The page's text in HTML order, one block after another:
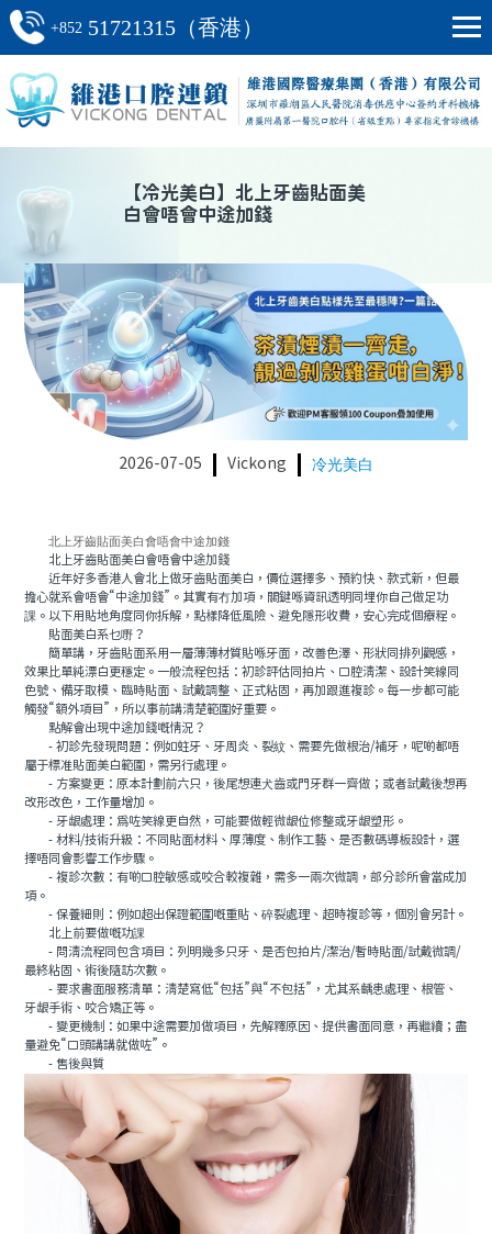
+852 51721315（香港）
【冷光美白】 北上牙齒貼面美
白會唔會中途加錢
2026-07-05 Vickong 冷光美白
北上牙齒貼面美白會唔會中途加錢
北上牙齒貼面美白會唔會中途加錢
近年好多香港人會北上做牙齒貼面美白，價位選擇多、預約快、款式新，但最
擔心就系會唔會“中途加錢”。其實有冇加項，關鍵喺資訊透明同埋你自己做足功
課。以下用貼地角度同你拆解，點樣降低風險、避免隱形收費，安心完成個療程。
貼面美白系乜嘢？
簡單講，牙齒貼面系用一層薄薄材質貼喺牙面，改善色澤、形狀同排列觀感，
效果比單純漂白更穩定。一般流程包括：初診評估同拍片、口腔清潔、設計笑線同
色號、備牙取模、臨時貼面、試戴調整、正式粘固，再加跟進複診。每一步都可能
觸發“額外項目”，所以事前講清楚範圍好重要。
點解會出現中途加錢嘅情況？
- 初診先發現問題：例如蛀牙、牙周炎、裂紋、需要先做根治/補牙，呢啲都唔
屬于標准貼面美白範圍，需另行處理。
- 方案變更：原本計劃前六只，後尾想連犬齒或門牙群一齊做；或者試戴後想再
改形改色，工作量增加。
- 牙龈處理：爲咗笑線更自然，可能要做輕微龈位修整或牙龈塑形。
- 材料/技術升級：不同貼面材料、厚薄度、制作工藝、是否數碼導板設計，選
擇唔同會影響工作步驟。
- 複診次數：有啲口腔敏感或咬合較複雜，需多一兩次微調，部分診所會當成加
項。
- 保養細則：例如超出保證範圍嘅重貼、碎裂處理、超時複診等，個別會另計。
北上前要做嘅功課
- 問清流程同包含項目：列明幾多只牙、是否包拍片/潔治/暫時貼面/試戴微調/
最終粘固、術後隨訪次數。
- 要求書面服務清單：清楚寫低“包括”與“不包括”，尤其系齲患處理、根管、
牙龈手術、咬合矯正等。
- 變更機制：如果中途需要加做項目，先解釋原因、提供書面同意，再繼續；盡
量避免“口頭講講就做咗”。
- 售後與質